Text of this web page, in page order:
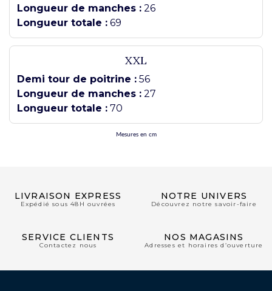
Longueur de manches : 26
Longueur totale : 69
XXL
Demi tour de poitrine : 56
Longueur de manches : 27
Longueur totale : 70
Mesures en cm
LIVRAISON EXPRESS
Expédié sous 48H ouvrées
NOTRE UNIVERS
Découvrez notre savoir-faire
SERVICE CLIENTS
Contactez nous
NOS MAGASINS
Adresses et horaires d’ouverture